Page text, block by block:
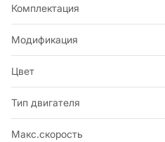
Комплектация
Модификация
Цвет
Тип двигателя
Макс.скорость